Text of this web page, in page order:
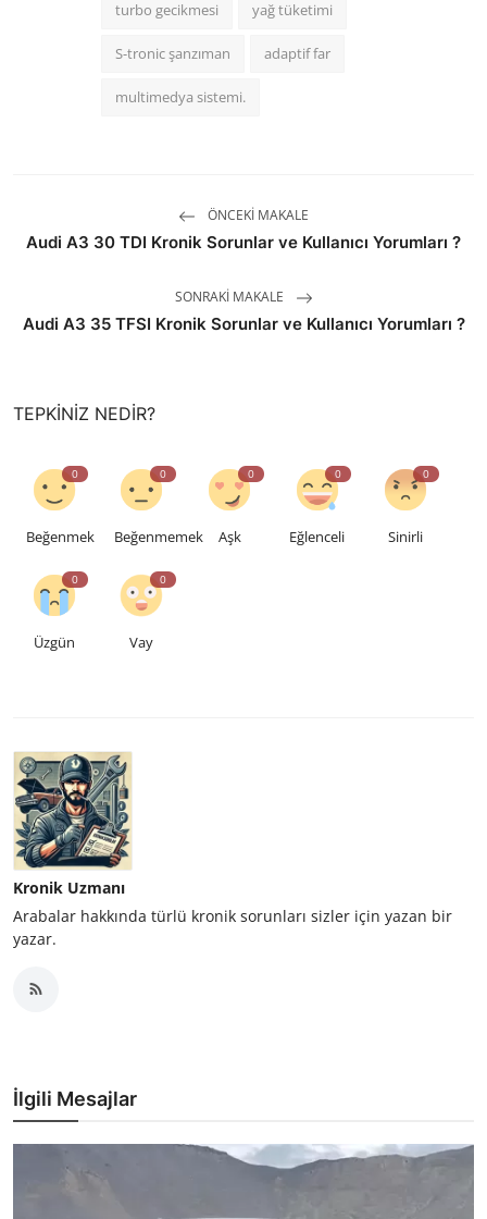
turbo gecikmesi yağ tüketimi
S-tronic şanzıman adaptif far
multimedya sistemi.
ÖNCEKI MAKALE
Audi A3 30 TDI Kronik Sorunlar ve Kullanıcı Yorumları ?
SONRAKI MAKALE
Audi A3 35 TFSI Kronik Sorunlar ve Kullanıcı Yorumları ?
TEPKINIZ NEDIR?
0
Beğenmek
0
Beğenmemek
0
Aşk
0
Eğlenceli
0
Sinirli
0
Üzgün
0
Vay
Kronik Uzmanı
Arabalar hakkında türlü kronik sorunları sizler için yazan bir
yazar.
İlgili Mesajlar